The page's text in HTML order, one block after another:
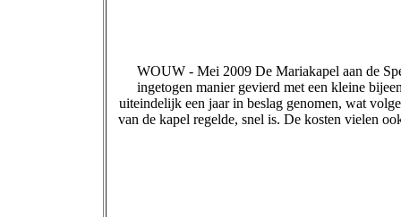
WOUW - Mei 2009 De Mariakapel aan de
ingetogen manier gevierd met een kleine
uiteindelijk een jaar in beslag genomen, wat
van de kapel regelde, snel is. De kosten vielen